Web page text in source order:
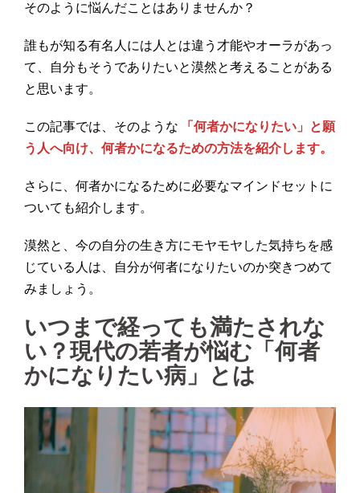
そのように悩んだことはありませんか？
誰もが知る有名人には人とは違う才能やオーラがあっ
て、自分もそうでありたいと漠然と考えることがある
と思います。
この記事では、そのような
「何者かになりたい」と願
う人へ向け、何者かになるための方法を紹介します。
さらに、何者かになるために必要なマインドセットに
ついても紹介します。
漠然と、今の自分の生き方にモヤモヤした気持ちを感
じている人は、自分が何者になりたいのか突きつめて
みましょう。
いつまで経っても満たされな
い？現代の若者が悩む「何者
かになりたい病」とは